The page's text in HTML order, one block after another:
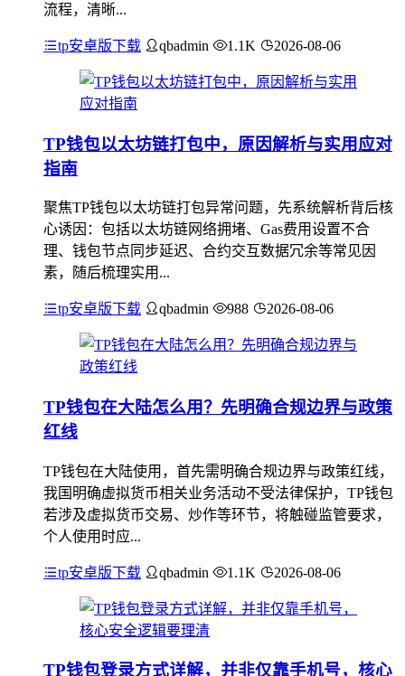
流程，清晰...
tp安卓版下载 qbadmin 1.1K 2026-08-06
TP钱包以太坊链打包中，原因解析与实用应对
指南
聚焦TP钱包以太坊链打包异常问题，先系统解析背后核
心诱因：包括以太坊链网络拥堵、Gas费用设置不合
理、钱包节点同步延迟、合约交互数据冗余等常见因
素，随后梳理实用...
tp安卓版下载 qbadmin 988 2026-08-06
TP钱包在大陆怎么用？先明确合规边界与政策
红线
TP钱包在大陆使用，首先需明确合规边界与政策红线，
我国明确虚拟货币相关业务活动不受法律保护，TP钱包
若涉及虚拟货币交易、炒作等环节，将触碰监管要求，
个人使用时应...
tp安卓版下载 qbadmin 1.1K 2026-08-06
TP钱包登录方式详解，并非仅靠手机号，核心